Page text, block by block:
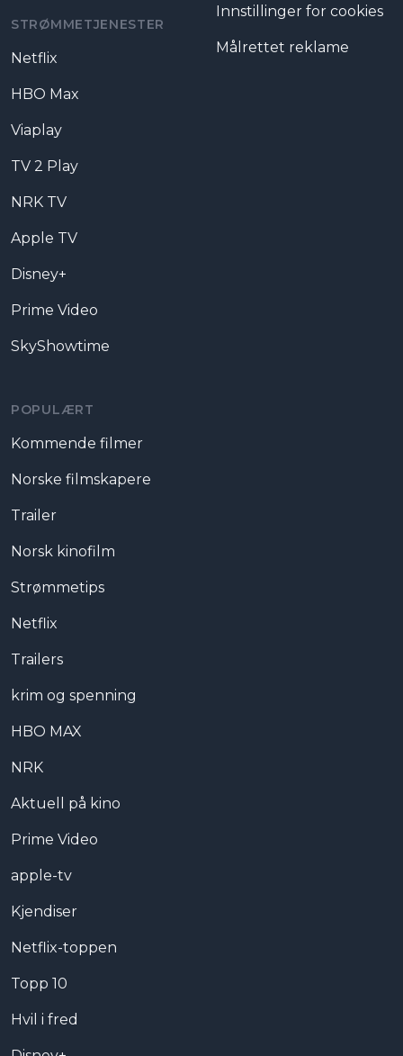
STRØMMETJENESTER
Netflix
HBO Max
Viaplay
TV 2 Play
NRK TV
Apple TV
Disney+
Prime Video
SkyShowtime
POPULÆRT
Kommende filmer
Norske filmskapere
Trailer
Norsk kinofilm
Strømmetips
Netflix
Trailers
krim og spenning
HBO MAX
NRK
Aktuell på kino
Prime Video
apple-tv
Kjendiser
Netflix-toppen
Topp 10
Hvil i fred
Innstillinger for cookies
Målrettet reklame